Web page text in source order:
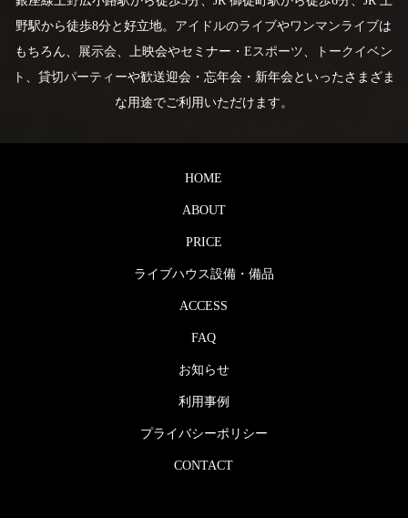
野駅から徒歩8分と好立地。 アイドルのライブやワンマンライブは
もちろん、
展示会 、上映会やセミナー・Eスポーツ
トークイベン
ト
貸切パーティーや歓送迎会・忘年会・新年会といったさまざま
な用途でご利用いただけます。
HOME
ABOUT
PRICE
ライブハウス設備・備品
ACCESS
FAQ
お知らせ
利用事例
プライバシーポリシー
CONTACT